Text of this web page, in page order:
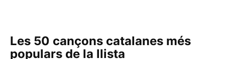
Les 50 cançons catalanes més
populars de la llista